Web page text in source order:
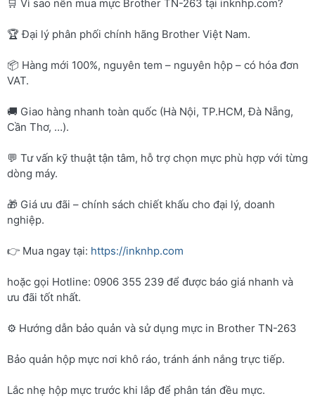
🛒 Vì sao nên mua mực Brother TN-263 tại inknhp.com?
🏆 Đại lý phân phối chính hãng Brother Việt Nam.
📦 Hàng mới 100%, nguyên tem – nguyên hộp – có hóa đơn
VAT.
🚚 Giao hàng nhanh toàn quốc (Hà Nội, TP.HCM, Đà Nẵng,
Cần Thơ, …).
💬 Tư vấn kỹ thuật tận tâm, hỗ trợ chọn mực phù hợp với từng
dòng máy.
🎁 Giá ưu đãi – chính sách chiết khấu cho đại lý, doanh
nghiệp.
👉 Mua ngay tại: https://inknhp.com
hoặc gọi Hotline: 0906 355 239 để được báo giá nhanh và
ưu đãi tốt nhất.
⚙️ Hướng dẫn bảo quản và sử dụng mực in Brother TN-263
Bảo quản hộp mực nơi khô ráo, tránh ánh nắng trực tiếp.
Lắc nhẹ hộp mực trước khi lắp để phân tán đều mực.